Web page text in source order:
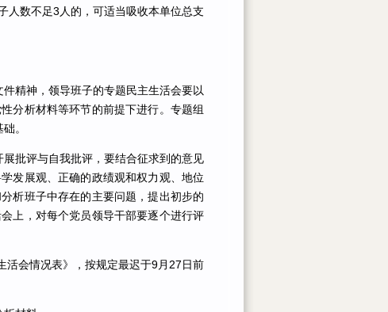
数不足3人的，可适当吸收本单位总支
精神，领导班子的专题民主生活会要以
分析材料等环节的前提下进行。专题组
。
批评与自我批评，要结合征求到的意见
发展观、正确的政绩观和权力观、地位
析班子中存在的主要问题，提出初步的
上，对每个党员领导干部要逐个进行评
会情况表》，按规定最迟于9月27日前